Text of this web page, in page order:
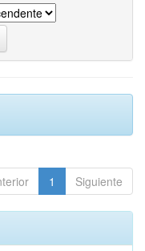
1 Siguiente